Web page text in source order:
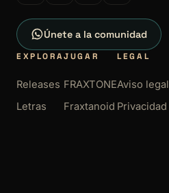
Únete a la comunidad
EXPLORA
Releases
Letras
JUGAR
FRAXTONE
Fraxtanoid
LEGAL
Aviso legal
Privacidad